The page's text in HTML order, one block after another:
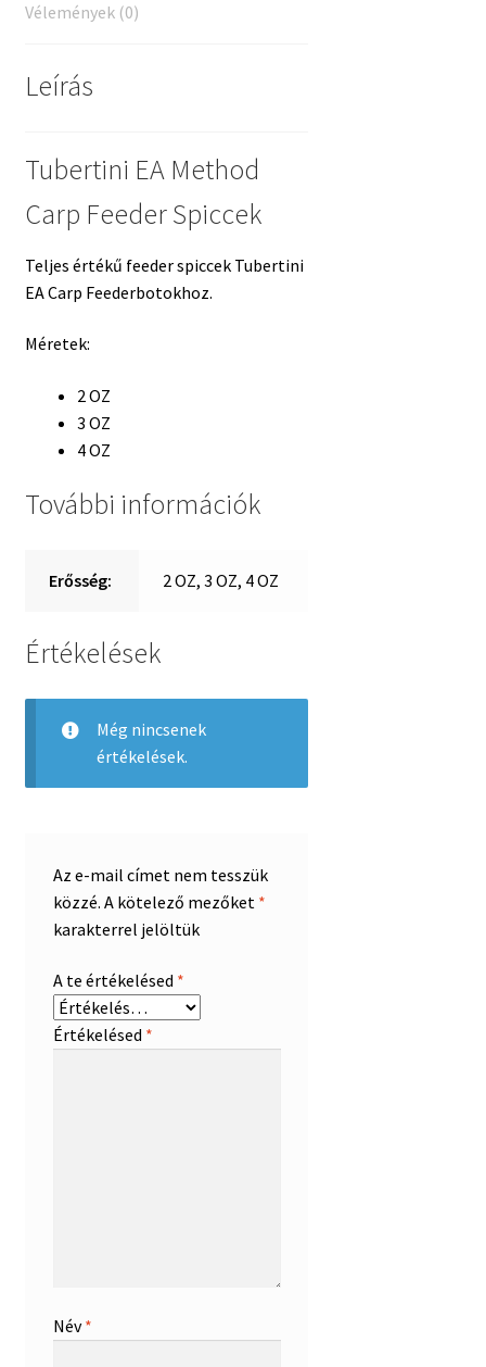
Vélemények (0)
Leírás
Tubertini EA Method
Carp Feeder Spiccek
Teljes értékű feeder spiccek Tubertini
EA Carp Feederbotokhoz.
Méretek:
2 OZ
3 OZ
4 OZ
További információk
Erősség: 2 OZ, 3 OZ, 4 OZ
Értékelések
Még nincsenek
értékelések.
Az e-mail címet nem tesszük
közzé. A kötelező mezőket *
karakterrel jelöltük
A te értékelésed *
Értékelésed *
Név*